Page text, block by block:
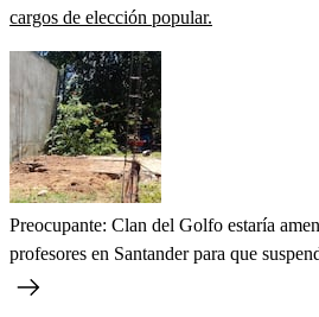
cargos de elección popular.
Preocupante: Clan del Golfo estaría
profesores en Santander para que